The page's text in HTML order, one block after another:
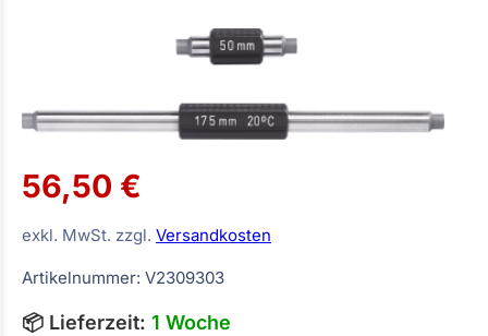
56,50 €
exkl. MwSt. zzgl. Versandkosten
Artikelnummer: V2309303
📦 Lieferzeit: 1 Woche